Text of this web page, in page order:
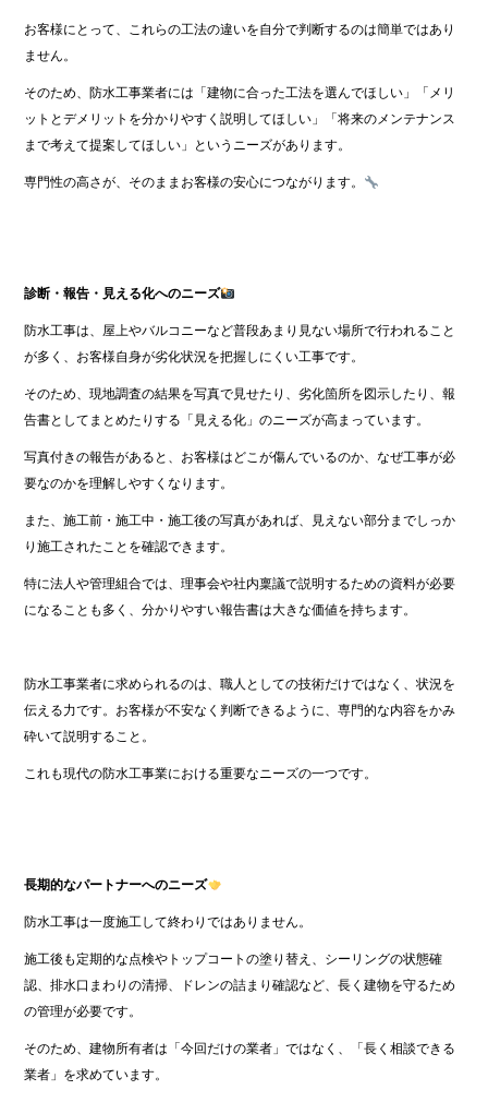
お客様にとって、これらの工法の違いを自分で判断するのは簡単ではあり
ません。
そのため、防水工事業者には「建物に合った工法を選んでほしい」「メリ
ットとデメリットを分かりやすく説明してほしい」「将来のメンテナンス
まで考えて提案してほしい」というニーズがあります。
専門性の高さが、そのままお客様の安心につながります。
診断・報告・見える化へのニーズ
防水工事は、屋上やバルコニーなど普段あまり見ない場所で行われること
が多く、お客様自身が劣化状況を把握しにくい工事です。
そのため、現地調査の結果を写真で見せたり、劣化箇所を図示したり、報
告書としてまとめたりする「見える化」のニーズが高まっています。
写真付きの報告があると、お客様はどこが傷んでいるのか、なぜ工事が必
要なのかを理解しやすくなります。
また、施工前・施工中・施工後の写真があれば、見えない部分までしっか
り施工されたことを確認できます。
特に法人や管理組合では、理事会や社内稟議で説明するための資料が必要
になることも多く、分かりやすい報告書は大きな価値を持ちます。
防水工事業者に求められるのは、職人としての技術だけではなく、状況を
伝える力です。お客様が不安なく判断できるように、専門的な内容をかみ
砕いて説明すること。
これも現代の防水工事業における重要なニーズの一つです。
長期的なパートナーへのニーズ
防水工事は一度施工して終わりではありません。
施工後も定期的な点検やトップコートの塗り替え、シーリングの状態確
認、排水口まわりの清掃、ドレンの詰まり確認など、長く建物を守るため
の管理が必要です。
そのため、建物所有者は「今回だけの業者」ではなく、「長く相談できる
業者」を求めています。